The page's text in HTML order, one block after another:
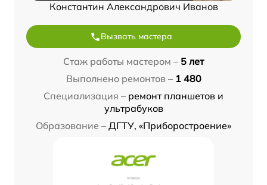
Константин Александрович Иванов
Вызвать мастера
Стаж работы мастером – 5 лет
Выполнено ремонтов – 1 480
Специализация – ремонт планшетов и
ультрабуков
Образование – ДГТУ, «Приборостроение»